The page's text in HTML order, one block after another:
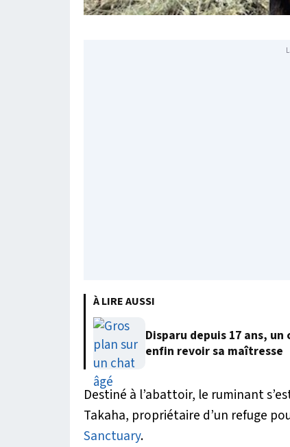
À LIRE AUSSI
Disparu depuis 17 ans,
enfin revoir sa maîtresse
Destiné à l’abattoir, le ruminant
Takaha, propriétaire d’un refuge
Sanctuary.